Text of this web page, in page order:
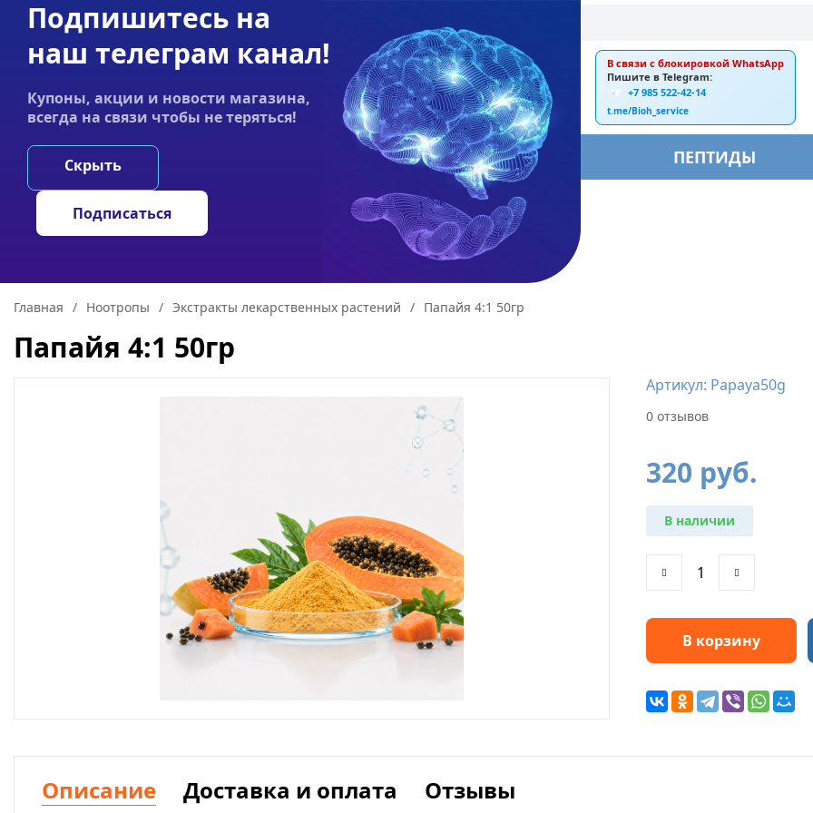
Акции Оплата Статьи
График работы:
Пн-пт 9:00–19:00
E-mail:
ankebiorus@gmail.com
В связи с блокировкой WhatsApp
Пишите в Telegram:
+7 985 522-42-14
t.me/Bioh_service
НООТРОПЫ ГРИБЫ ПЕПТИДЫ
Главная / Ноотропы / Экстракты лекарственных растений / Папайя 4:1 50гр
Папайя 4:1 50гр
Артикул: Papaya50g
0 отзывов
320 руб.
В наличии
В корзину
Описание Доставка и оплата
Отзывы
Подпишитесь на
наш телеграм канал!
Купоны, акции и новости магазина,
всегда на связи чтобы не теряться!
Скрыть
Подписаться